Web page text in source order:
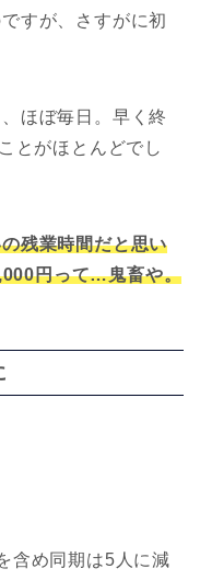
すが、さすがに初
ほぼ毎日。早く終
とがほとんどでし
残業時間だと思い
円って…鬼畜や。
含め同期は5人に減